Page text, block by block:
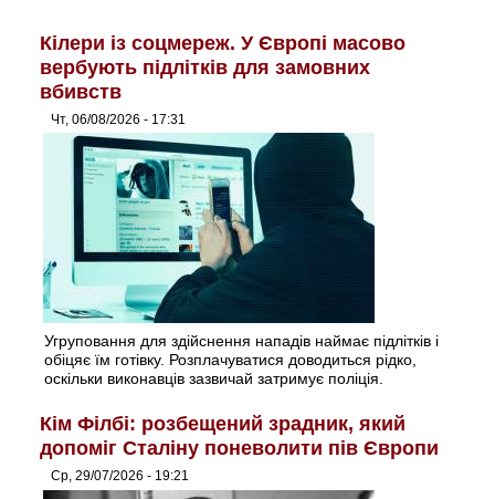
Кілери із соцмереж. У Європі масово
вербують підлітків для замовних
вбивств
Чт, 06/08/2026 - 17:31
Угруповання для здійснення нападів наймає підлітків і
обіцяє їм готівку. Розплачуватися доводиться рідко,
оскільки виконавців зазвичай затримує поліція.
Кім Філбі: розбещений зрадник, який
допоміг Сталіну поневолити пів Європи
Ср, 29/07/2026 - 19:21